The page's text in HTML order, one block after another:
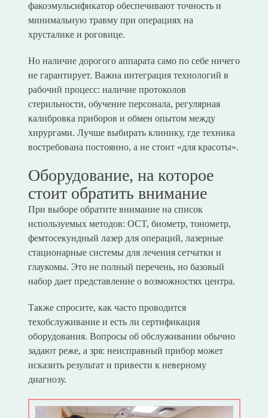
факоэмульсификатор обеспечивают точность и
минимальную травму при операциях на
хрусталике и роговице.
Но наличие дорогого аппарата само по себе ничего
не гарантирует. Важна интеграция технологий в
рабочий процесс: наличие протоколов
стерильности, обучение персонала, регулярная
калибровка приборов и обмен опытом между
хирургами. Лучше выбирать клинику, где техника
востребована постоянно, а не стоит «для красоты».
Оборудование, на которое
стоит обратить внимание
При выборе обратите внимание на список
используемых методов: OCT, биометр, тонометр,
фемтосекундный лазер для операций, лазерные
стационарные системы для лечения сетчатки и
глаукомы. Это не полный перечень, но базовый
набор дает представление о возможностях центра.
Также спросите, как часто проводится
техобслуживание и есть ли сертификация
оборудования. Вопросы об обслуживании обычно
задают реже, а зря: неисправный прибор может
исказить результат и привести к неверному
диагнозу.